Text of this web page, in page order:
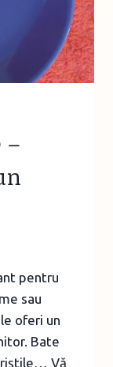
–
pentru
sau
oferi un
Bate
Vă